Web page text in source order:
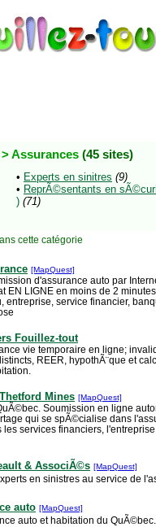
> Assurances (45 sites)
• Experts en sinitres (9)
• ReprÃ©sentants en
) (71)
cette catégorie
[MapQuest]
d'assurance auto par
EN LIGNE en moins de 2
entreprise, service financier,
Fouillez-tout
vie temporaire en ligne;
REER, hypothÃ¨que et
Mines [MapQuest]
Soumission en ligne
qui se spÃ©cialise dans
les services financiers,
& AssociÃ©s [MapQuest]
en sinistres au service de
auto [MapQuest]
auto et habitation du QuÃ©bec.